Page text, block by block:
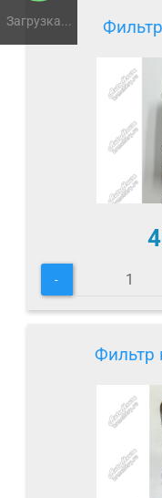
Загрузка...
-
Фильтр